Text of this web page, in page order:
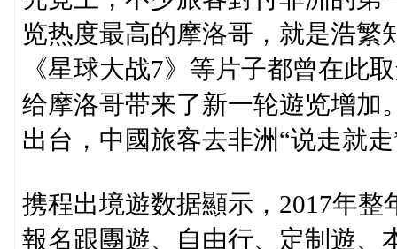
览热度最高的摩洛哥，就是浩繁
《星球大战7》等片子都曾在此
给摩洛哥带来了新一轮遊览增加
出台，中國旅客去非洲“说走就
携程出境遊数据顯示，2017年
報名跟團遊、自由行、定制遊、